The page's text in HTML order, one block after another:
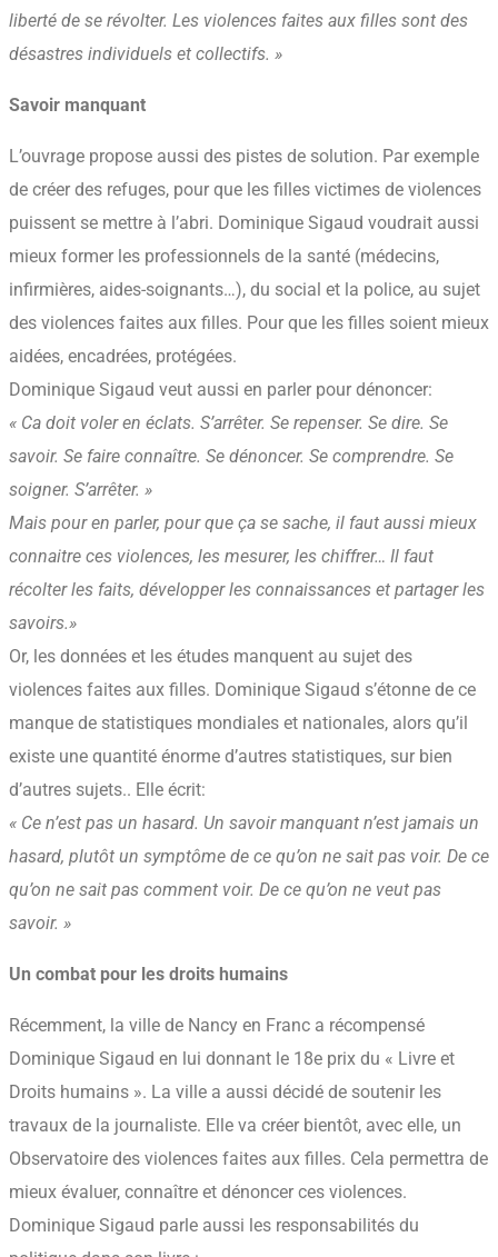
liberté de se révolter. Les violences faites aux filles sont des
désastres individuels et collectifs. »
Savoir manquant
L’ouvrage propose aussi des pistes de solution. Par exemple
de créer des refuges, pour que les filles victimes de violences
puissent se mettre à l’abri. Dominique Sigaud voudrait aussi
mieux former les professionnels de la santé (médecins,
infirmières, aides-soignants…), du social et la police, au sujet
des violences faites aux filles. Pour que les filles soient mieux
aidées, encadrées, protégées.
Dominique Sigaud veut aussi en parler pour dénoncer:
« Ca doit voler en éclats. S’arrêter. Se repenser. Se dire. Se
savoir. Se faire connaître. Se dénoncer. Se comprendre. Se
soigner. S’arrêter. »
Mais pour en parler, pour que ça se sache, il faut aussi mieux
connaitre ces violences, les mesurer, les chiffrer… Il faut
récolter les faits, développer les connaissances et partager les
savoirs.»
Or, les données et les études manquent au sujet des
violences faites aux filles. Dominique Sigaud s’étonne de ce
manque de statistiques mondiales et nationales, alors qu’il
existe une quantité énorme d’autres statistiques, sur bien
d’autres sujets.. Elle écrit:
« Ce n’est pas un hasard. Un savoir manquant n’est jamais un
hasard, plutôt un symptôme de ce qu’on ne sait pas voir. De ce
qu’on ne sait pas comment voir. De ce qu’on ne veut pas
savoir. »
Un combat pour les droits humains
Récemment, la ville de Nancy en Franc a récompensé
Dominique Sigaud en lui donnant le 18e prix du « Livre et
Droits humains ». La ville a aussi décidé de soutenir les
travaux de la journaliste. Elle va créer bientôt, avec elle, un
Observatoire des violences faites aux filles. Cela permettra de
mieux évaluer, connaître et dénoncer ces violences.
Dominique Sigaud parle aussi les responsabilités du